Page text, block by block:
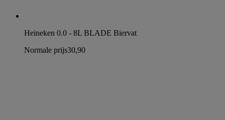
Heineken 0.0 - 8L BLADE Biervat
Normale prijs30,90